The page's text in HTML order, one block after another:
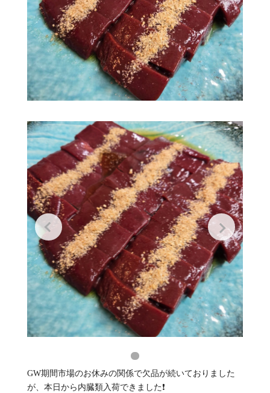
GW期間市場のお休みの関係で欠品が続いておりました
が、本日から内臓類入荷できました❗